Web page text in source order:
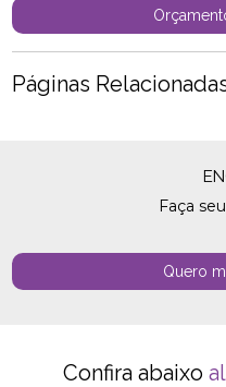
Páginas
Faça
Quero
Confira abaixo